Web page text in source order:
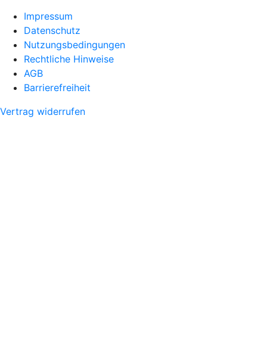
Impressum
Datenschutz
Nutzungsbedingungen
Rechtliche Hinweise
AGB
Barrierefreiheit
Vertrag widerrufen